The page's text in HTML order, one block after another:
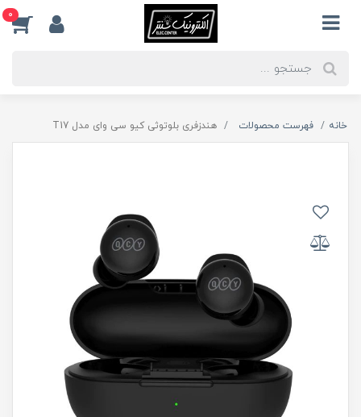
0
خانه فهرست محصولات هندزفری بلوتوثی کیو سی وای مدل T17